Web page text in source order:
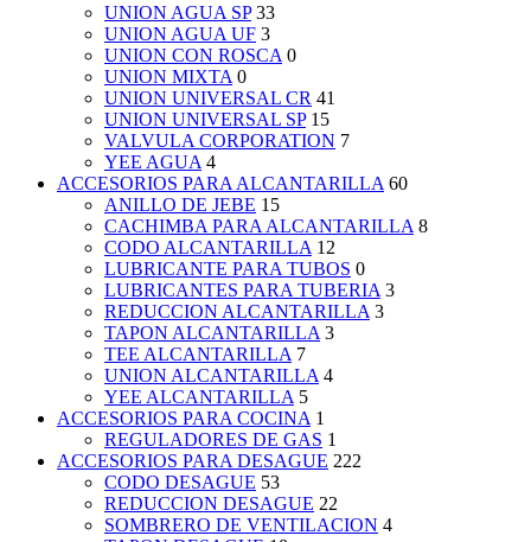
UNION AGUA SP 33
UNION AGUA UF 3
UNION CON ROSCA 0
UNION MIXTA 0
UNION UNIVERSAL CR 41
UNION UNIVERSAL SP 15
VALVULA CORPORATION 7
YEE AGUA 4
ACCESORIOS PARA ALCANTARILLA 60
ANILLO DE JEBE 15
CACHIMBA PARA ALCANTARILLA 8
CODO ALCANTARILLA 12
LUBRICANTE PARA TUBOS 0
LUBRICANTES PARA TUBERIA 3
REDUCCION ALCANTARILLA 3
TAPON ALCANTARILLA 3
TEE ALCANTARILLA 7
UNION ALCANTARILLA 4
YEE ALCANTARILLA 5
ACCESORIOS PARA COCINA 1
REGULADORES DE GAS 1
ACCESORIOS PARA DESAGUE 222
CODO DESAGUE 53
REDUCCION DESAGUE 22
SOMBRERO DE VENTILACION 4